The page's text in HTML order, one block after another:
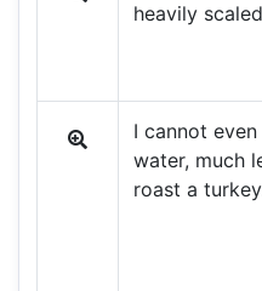
heavily
I cannot
water, much
roast a